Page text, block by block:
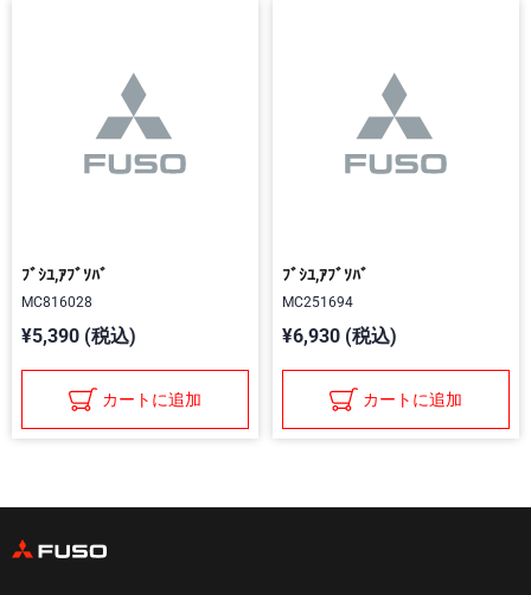
ﾌﾞｼﾕ,ｱﾌﾞｿﾊﾞ
MC816028
¥5,390 (税込)
カートに追加
ﾌﾞｼﾕ,ｱﾌﾞｿﾊﾞ
MC251694
¥6,930 (税込)
カートに追加